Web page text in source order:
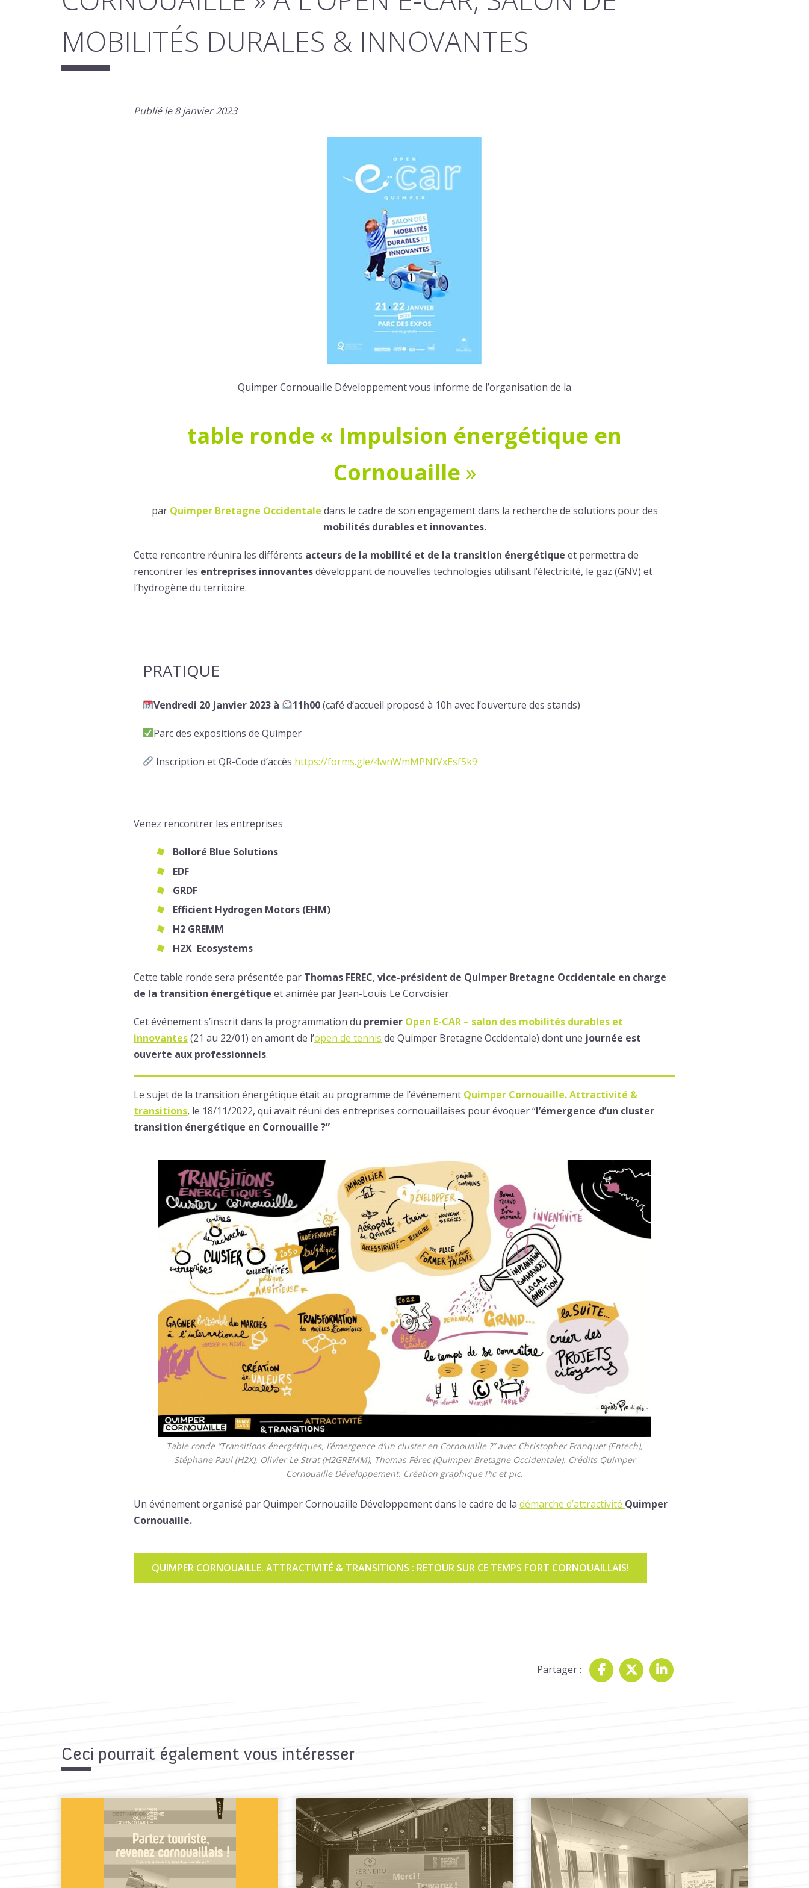
MOBILITÉS DURALES & INNOVANTES
Publié le 8 janvier 2023
Quimper Cornouaille Développement vous informe de l’organisation de la
table ronde « Impulsion énergétique en
Cornouaille »
par Quimper Bretagne Occidentale dans le cadre de son engagement dans la recherche de solutions pour des
mobilités durables et innovantes.
Cette rencontre réunira les différents acteurs de la mobilité et de la transition énergétique et permettra de
rencontrer les entreprises innovantesdéveloppant de nouvelles technologies utilisant l’électricité, le gaz (GNV) et
l’hydrogène du territoire.
PRATIQUE
Vendredi 20 janvier 2023 à 11h00(café d’accueil proposé à 10h avec l’ouverture des stands)
Parc des expositions de Quimper
Inscription et QR-Code d’accès https://forms.gle/4wnWmMPNfVxEsf5k9
Venez rencontrer les entreprises
Bolloré Blue Solutions
EDF
GRDF
Efficient Hydrogen Motors (EHM)
H2 GREMM
H2X Ecosystems
Cette table ronde sera présentée par Thomas FEREC, vice-président de Quimper Bretagne Occidentale en charge
de la transition énergétique et animée par Jean-Louis Le Corvoisier.
Cet événement s’inscrit dans la programmation du premier Open E-CAR – salon des mobilités durables et
innovantes(21 au 22/01) en amont de l’open de tennis de Quimper Bretagne Occidentale) dont une journée est
ouverte aux professionnels.
Le sujet de la transition énergétique était au programme de l’événement Quimper Cornouaille. Attractivité &
transitions, le 18/11/2022, qui avait réuni des entreprises cornouaillaises pour évoquer “l’émergence d’un cluster
transition énergétique en Cornouaille ?”
Table ronde “Transitions énergétiques, l’émergence d’un cluster en Cornouaille ?” avec Christopher Franquet (Entech),
Stéphane Paul (H2X), Olivier Le Strat (H2GREMM), Thomas Férec (Quimper Bretagne Occidentale). Crédits Quimper
Cornouaille Développement. Création graphique Pic et pic.
Un événement organisé par Quimper Cornouaille Développement dans le cadre de la démarche d’attractivité Quimper
Cornouaille.
QUIMPER CORNOUAILLE. ATTRACTIVITÉ & TRANSITIONS : RETOUR SUR CE TEMPS FORT CORNOUAILLAIS!
Partager :
Ceci pourrait également vous intéresser